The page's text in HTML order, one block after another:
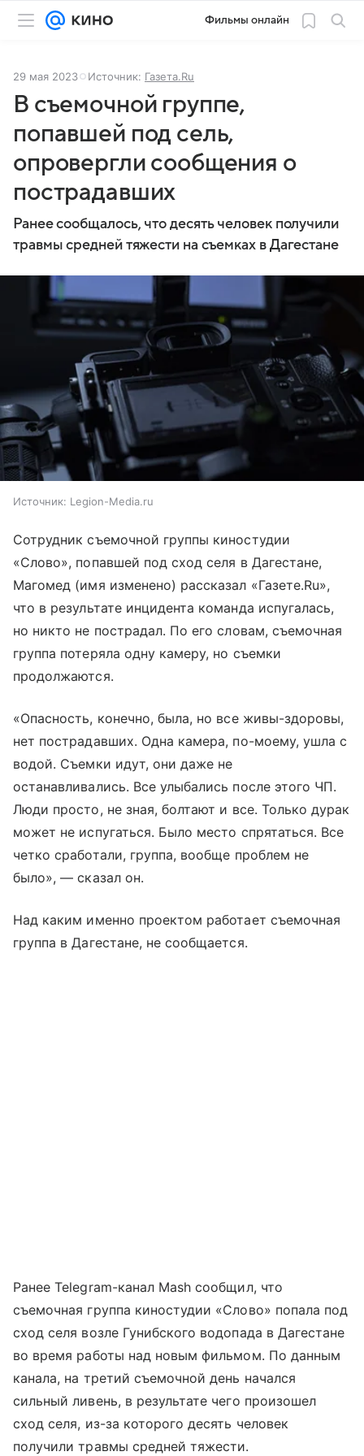
Фильмы онлайн
29 мая 2023 Источник: Газета.Ru
В съемочной группе,
попавшей под сель,
опровергли сообщения о
пострадавших
Ранее сообщалось, что десять человек получили
травмы средней тяжести на съемках в Дагестане
Источник: Legion-Media.ru
Сотрудник съемочной группы киностудии
«Слово», попавшей под сход селя в Дагестане,
Магомед (имя изменено) рассказал «Газете.Ru»,
что в результате инцидента команда испугалась,
но никто не пострадал. По его словам, съемочная
группа потеряла одну камеру, но съемки
продолжаются.
«Опасность, конечно, была, но все живы-здоровы,
нет пострадавших. Одна камера, по-моему, ушла с
водой. Съемки идут, они даже не
останавливались. Все улыбались после этого ЧП.
Люди просто, не зная, болтают и все. Только дурак
может не испугаться. Было место спрятаться. Все
четко сработали, группа, вообще проблем не
было», — сказал он.
Над каким именно проектом работает съемочная
группа в Дагестане, не сообщается.
Ранее Telegram-канал Mash сообщил, что
съемочная группа киностудии «Слово» попала под
сход селя возле Гунибского водопада в Дагестане
во время работы над новым фильмом. По данным
канала, на третий съемочной день начался
сильный ливень, в результате чего произошел
сход селя, из-за которого десять человек
получили травмы средней тяжести.